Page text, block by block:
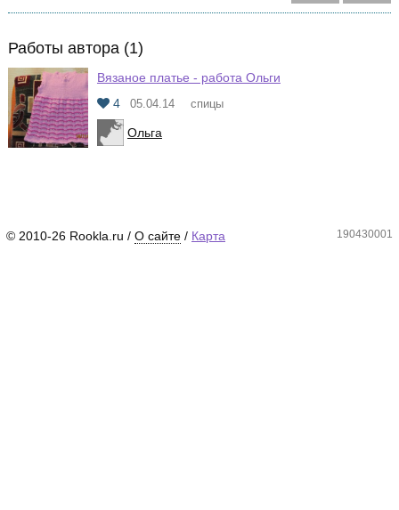
Работы автора (1)
Вязаное платье - работа Ольги
4
05.04.14 спицы
Ольга
© 2010-26 Rookla.ru / О сайте / Карта 190430001